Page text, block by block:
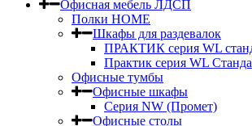
Офисная мебель ЛДСП
Полки HOME
Шкафы для раздевалок
ПРАКТИК серия WL
Практик серия WL
Офисные тумбы
Офисные шкафы
Серия NW (Промет)
Офисные столы